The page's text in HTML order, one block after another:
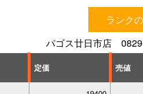
ランク
パゴス廿日市店
定価 売値